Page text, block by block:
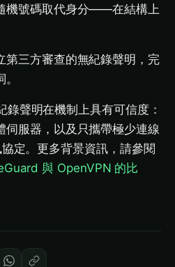
號碼取代身分——在結構上
第三方審查的無紀錄聲明，完
聲明在機制上具有可信度：
伺服器，以及只攜帶極少連線
定。更多背景資訊，請參閱
與 OpenVPN 的比